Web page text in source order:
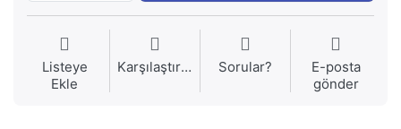
Listeye
Ekle
Karşılaştırma Sorular?
E-posta
gönder